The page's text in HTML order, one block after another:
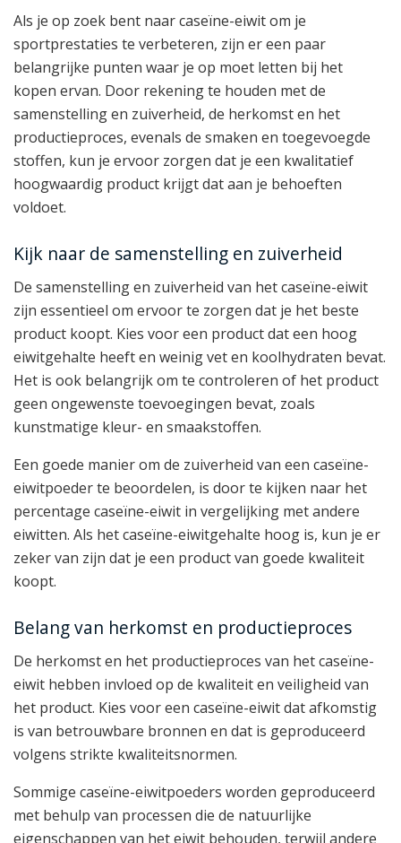
Als je op zoek bent naar caseïne-eiwit om je
sportprestaties te verbeteren, zijn er een paar
belangrijke punten waar je op moet letten bij het
kopen ervan. Door rekening te houden met de
samenstelling en zuiverheid, de herkomst en het
productieproces, evenals de smaken en toegevoegde
stoffen, kun je ervoor zorgen dat je een kwalitatief
hoogwaardig product krijgt dat aan je behoeften
voldoet.
Kijk naar de samenstelling en zuiverheid
De samenstelling en zuiverheid van het caseïne-eiwit
zijn essentieel om ervoor te zorgen dat je het beste
product koopt. Kies voor een product dat een hoog
eiwitgehalte heeft en weinig vet en koolhydraten bevat.
Het is ook belangrijk om te controleren of het product
geen ongewenste toevoegingen bevat, zoals
kunstmatige kleur- en smaakstoffen.
Een goede manier om de zuiverheid van een caseïne-
eiwitpoeder te beoordelen, is door te kijken naar het
percentage caseïne-eiwit in vergelijking met andere
eiwitten. Als het caseïne-eiwitgehalte hoog is, kun je er
zeker van zijn dat je een product van goede kwaliteit
koopt.
Belang van herkomst en productieproces
De herkomst en het productieproces van het caseïne-
eiwit hebben invloed op de kwaliteit en veiligheid van
het product. Kies voor een caseïne-eiwit dat afkomstig
is van betrouwbare bronnen en dat is geproduceerd
volgens strikte kwaliteitsnormen.
Sommige caseïne-eiwitpoeders worden geproduceerd
met behulp van processen die de natuurlijke
eigenschappen van het eiwit behouden, terwijl andere